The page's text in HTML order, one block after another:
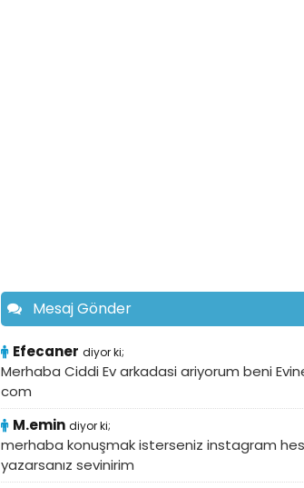
Mesaj Gönder
Efecaner diyor ki;
Merhaba Ciddi Ev arkadasi ariyorum beni
com
M.emin diyor ki;
merhaba konuşmak isterseniz instagram
yazarsanız sevinirim